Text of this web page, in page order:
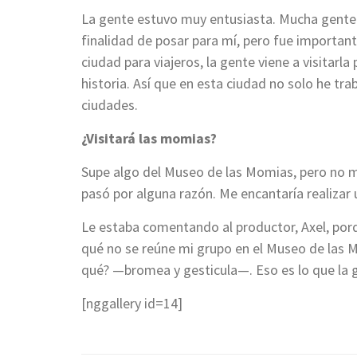
La gente estuvo muy entusiasta. Mucha
finalidad de posar para mí, pero fue
ciudad para viajeros, la gente viene a
historia. Así que en esta ciudad no solo he
ciudades.
¿Visitará las momias?
Supe algo del Museo de las Momias, pero
pasó por alguna razón. Me encantaría realizar
Le estaba comentando al productor, Axel,
qué no se reúne mi grupo en el Museo de las
qué? —bromea y gesticula—. Eso es lo que la
[nggallery id=14]